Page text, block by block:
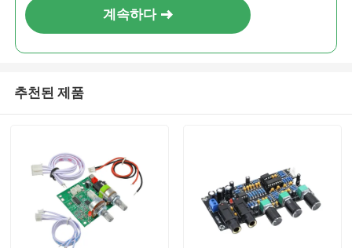
계속하다
추천된 제품